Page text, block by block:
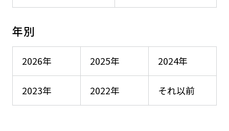
年別
2026年 2025年 2024年
2023年 2022年 それ以前